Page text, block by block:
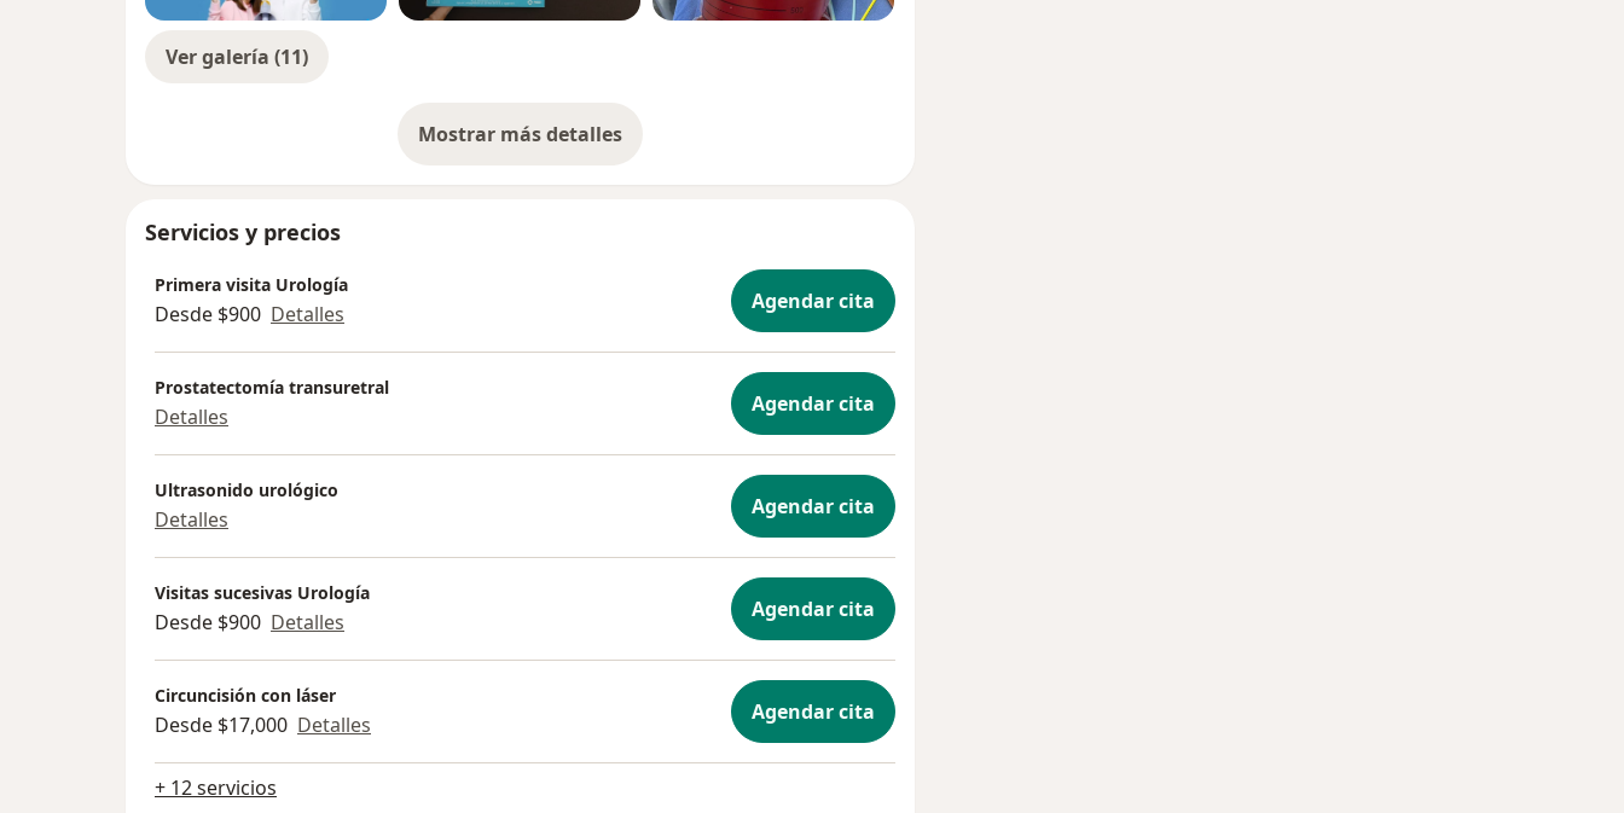
Ver galería (11)
Mostrar más detalles
sobre la experiencia
Servicios y precios
Primera visita Urología
Desde $900 Detalles Agendar cita
Prostatectomía transuretral
Detalles Agendar cita
Ultrasonido urológico
Detalles Agendar cita
Visitas sucesivas Urología
Desde $900 Detalles Agendar cita
Circuncisión con láser
Desde $17,000 Detalles Agendar cita
+ 12 servicios